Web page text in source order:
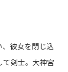
彼女を閉じ込
剣士。大神宮